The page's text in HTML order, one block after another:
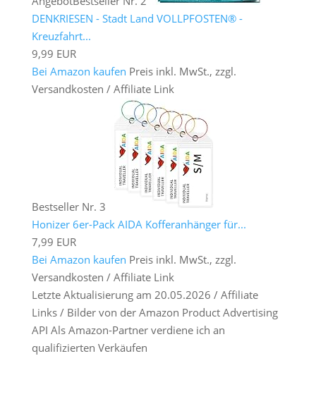
DENKRIESEN - Stadt Land VOLLPFOSTEN® -
Kreuzfahrt...
9,99 EUR
Bei Amazon kaufen Preis inkl. MwSt., zzgl.
Versandkosten / Affiliate Link
Bestseller Nr. 3
Honizer 6er-Pack AIDA Kofferanhänger für...
7,99 EUR
Bei Amazon kaufen Preis inkl. MwSt., zzgl.
Versandkosten / Affiliate Link
Letzte Aktualisierung am 20.05.2026 / Affiliate
Links / Bilder von der Amazon Product Advertising
API Als Amazon-Partner verdiene ich an
qualifizierten Verkäufen